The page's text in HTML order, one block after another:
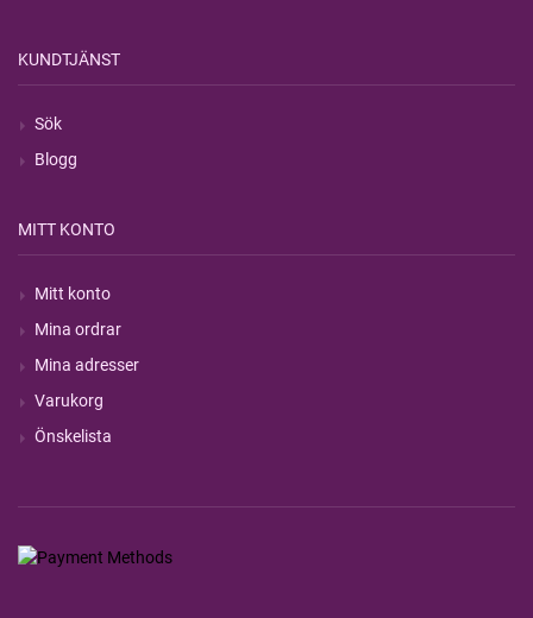
KUNDTJÄNST
Sök
Blogg
MITT KONTO
Mitt konto
Mina ordrar
Mina adresser
Varukorg
Önskelista